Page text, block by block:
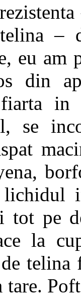
eu am
din
in
se
tot pe
la
tare.